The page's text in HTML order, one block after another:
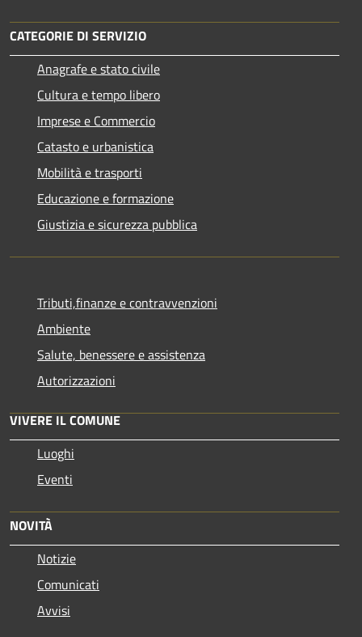
CATEGORIE DI SERVIZIO
Anagrafe e stato civile
Cultura e tempo libero
Imprese e Commercio
Catasto e urbanistica
Mobilità e trasporti
Educazione e formazione
Giustizia e sicurezza pubblica
Tributi,finanze e contravvenzioni
Ambiente
Salute, benessere e assistenza
Autorizzazioni
VIVERE IL COMUNE
Luoghi
Eventi
NOVITÀ
Notizie
Comunicati
Avvisi